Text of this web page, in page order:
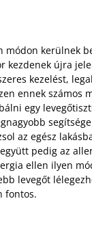
módon kerülnek
kezdenek újra
kezelést,
ennek számos
egy
az egész
pedig az
ellen ilyen
levegőt
fontos.